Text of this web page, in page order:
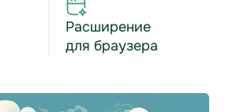
Расширение
для браузера